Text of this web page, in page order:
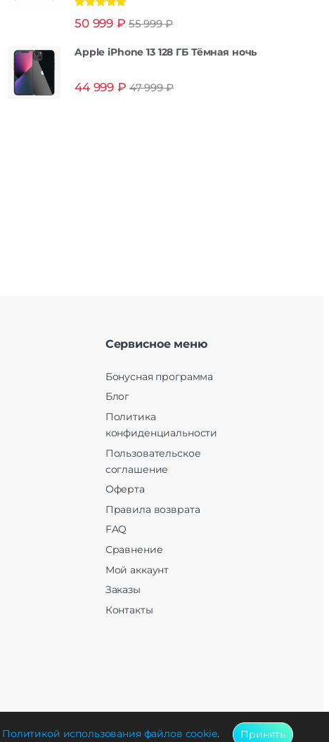
из 5
50 999 ₽ 55 999₽
Apple iPhone 13 128 ГБ Тёмная ночь
44 999 ₽ 47 999₽
Сервисное меню
Бонусная программа
Блог
Политика
конфиденциальности
Пользовательское
соглашение
Оферта
Правила возврата
FAQ
Сравнение
Мой аккаунт
Заказы
Контакты
Политикой использования файлов cookie. Принять